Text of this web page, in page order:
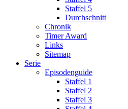
Staffel 5
Durchschnitt
Chronik
Timer Award
Links
Sitemap
Serie
Episodenguide
Staffel 1
Staffel 2
Staffel 3